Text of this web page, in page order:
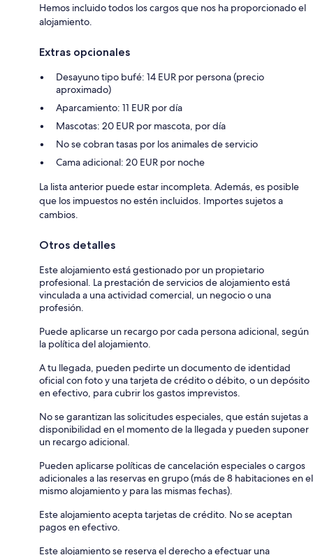
Hemos incluido todos los cargos que nos ha proporcionado el
alojamiento.
Extras opcionales
Desayuno tipo bufé: 14 EUR por persona (precio
aproximado)
Aparcamiento: 11 EUR por día
Mascotas: 20 EUR por mascota, por día
No se cobran tasas por los animales de servicio
Cama adicional: 20 EUR por noche
La lista anterior puede estar incompleta. Además, es posible
que los impuestos no estén incluidos. Importes sujetos a
cambios.
Otros detalles
Este alojamiento está gestionado por un propietario
profesional. La prestación de servicios de alojamiento está
vinculada a una actividad comercial, un negocio o una
profesión.
Puede aplicarse un recargo por cada persona adicional, según
la política del alojamiento.
A tu llegada, pueden pedirte un documento de identidad
oficial con foto y una tarjeta de crédito o débito, o un depósito
en efectivo, para cubrir los gastos imprevistos.
No se garantizan las solicitudes especiales, que están sujetas a
disponibilidad en el momento de la llegada y pueden suponer
un recargo adicional.
Pueden aplicarse políticas de cancelación especiales o cargos
adicionales a las reservas en grupo (más de 8 habitaciones en el
mismo alojamiento y para las mismas fechas).
Este alojamiento acepta tarjetas de crédito. No se aceptan
pagos en efectivo.
Este alojamiento se reserva el derecho a efectuar una